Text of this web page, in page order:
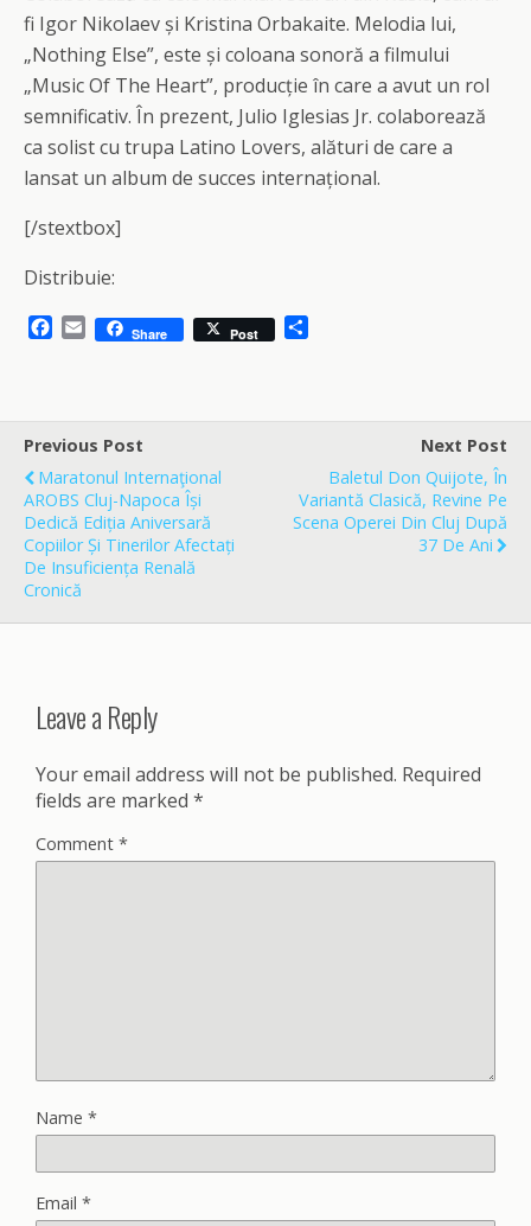
fi Igor Nikolaev și Kristina Orbakaite. Melodia lui,
„Nothing Else”, este și coloana sonoră a filmului
„Music Of The Heart”, producție în care a avut un rol
semnificativ. În prezent, Julio Iglesias Jr. colaborează
ca solist cu trupa Latino Lovers, alături de care a
lansat un album de succes internațional.
[/stextbox]
Distribuie:
b
o
o
k
E
l
Share Post
e
Previous Post
Maratonul Internaţional
AROBS Cluj-Napoca Își
Dedică Ediția Aniversară
Copiilor Și Tinerilor Afectați
De Insuficiența Renală
Cronică
Next Post
Baletul Don Quijote, În
Variantă Clasică, Revine Pe
Scena Operei Din Cluj După
37 De Ani
Leave a Reply
Your email address will not be published. Required
fields are marked *
Comment *
Name *
Email *